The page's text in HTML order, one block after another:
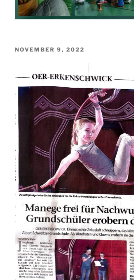
VERÖFFENTLICHT
NOVEMBER 9, 2022